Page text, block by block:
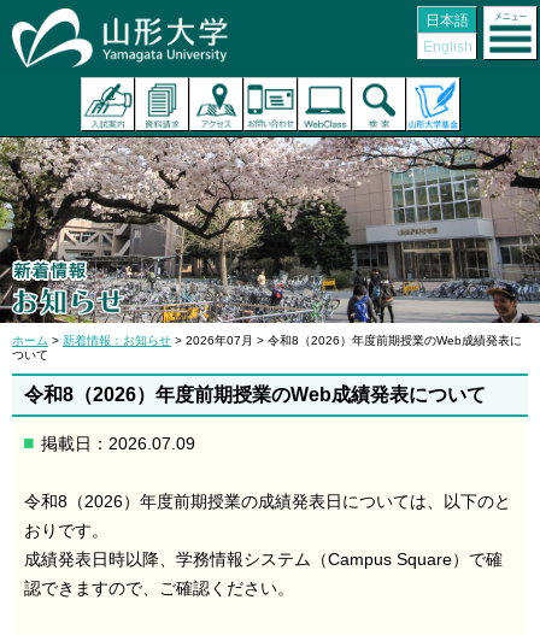
日本語
English
ホーム > 新着情報：お知らせ > 2026年07月 > 令和8（2026）年度前期授業のWeb成績発表に
ついて
令和8（2026）年度前期授業のWeb成績発表について
掲載日：2026.07.09
令和8（2026）年度前期授業の成績発表日については、以下のと
おりです。
成績発表日時以降、学務情報システム（Campus Square）で確
認できますので、ご確認ください。